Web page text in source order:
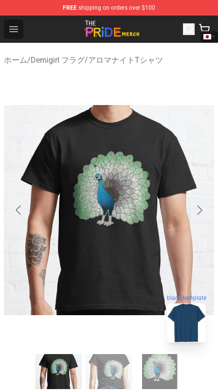
FREE shipping on orders over $100
Open menu
The Pride Shop - Official The Pride Merchandise Store
ホーム/Demigirl フラグ/アロマナイトTシャツ
blank template